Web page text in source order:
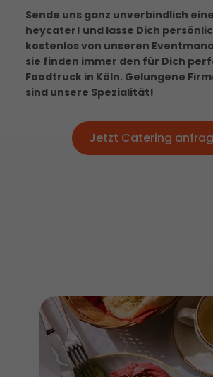
Sende uns ganz unverbindlich
heycater! und lasse Dich
kostenlos von unseren
sie finden immer den für Dich
Foodtruck in Köln. Gelungene
sind unsere Spezialität!
Jetzt Catering
Jetzt Catering